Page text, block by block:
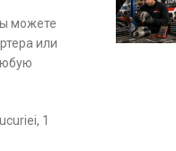
можете
или
1